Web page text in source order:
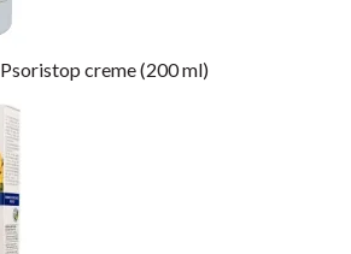
Psoristop creme (200 ml)